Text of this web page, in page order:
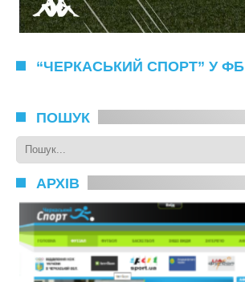
“ЧЕРКАСЬКИЙ СПОРТ” У ФБ
ПОШУК
АРХІВ